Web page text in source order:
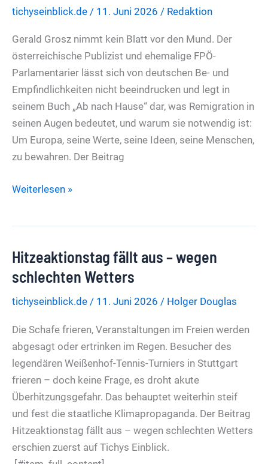
tichyseinblick.de / 11. Juni 2026 / Redaktion
Gerald Grosz nimmt kein Blatt vor den Mund. Der
österreichische Publizist und ehemalige FPÖ-
Parlamentarier lässt sich von deutschen Be- und
Empfindlichkeiten nicht beeindrucken und legt in
seinem Buch „Ab nach Hause“ dar, was Remigration in
seinen Augen bedeutet, und warum sie notwendig ist:
Um Europa, seine Werte, seine Ideen, seine Menschen,
zu bewahren. Der Beitrag
Migrationskritik
entfernt
aktuelles
von
Gerald
Grosz
aus
öffentlicher
Bibliothek
Weiterlesen »
Hitzeaktionstag fällt aus – wegen
schlechten Wetters
tichyseinblick.de / 11. Juni 2026 / Holger Douglas
Die Schafe frieren, Veranstaltungen im Freien werden
abgesagt oder ertrinken im Regen. Besucher des
legendären Weißenhof-Tennis-Turniers in Stuttgart
frieren – doch keine Frage, es droht akute
Überhitzungsgefahr. Das behauptet weiterhin steif
und fest die staatliche Klimapropaganda. Der Beitrag
Hitzeaktionstag fällt aus – wegen schlechten Wetters
erschien zuerst auf Tichys Einblick.